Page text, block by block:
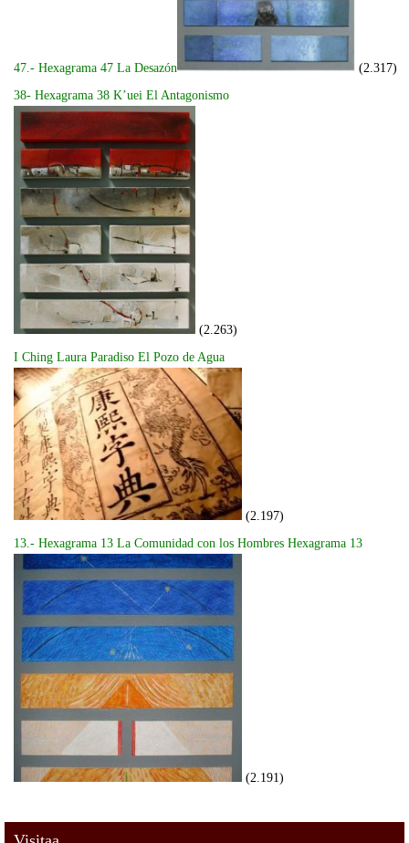
47.- Hexagrama 47 La Desazón
(2.317)
38- Hexagrama 38 K’uei El Antagonismo
(2.263)
I Ching Laura Paradiso El Pozo de Agua
(2.197)
13.- Hexagrama 13 La Comunidad con los Hombres Hexagrama 13
(2.191)